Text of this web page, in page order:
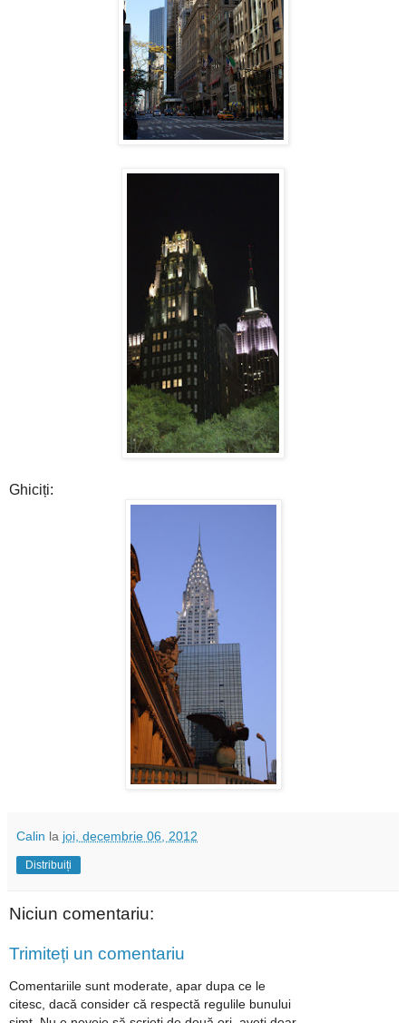
Ghiciți:
Calin la joi, decembrie 06, 2012
Distribuiți
Niciun comentariu:
Trimiteți un comentariu
Comentariile sunt moderate, apar dupa ce le
citesc, dacă consider că respectă regulile bunului